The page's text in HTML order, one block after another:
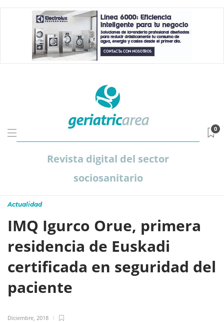
Revista digital del sector
sociosanitario
0
Actualidad
IMQ Igurco Orue, primera
residencia de Euskadi
certificada en seguridad del
paciente
Diciembre, 2018